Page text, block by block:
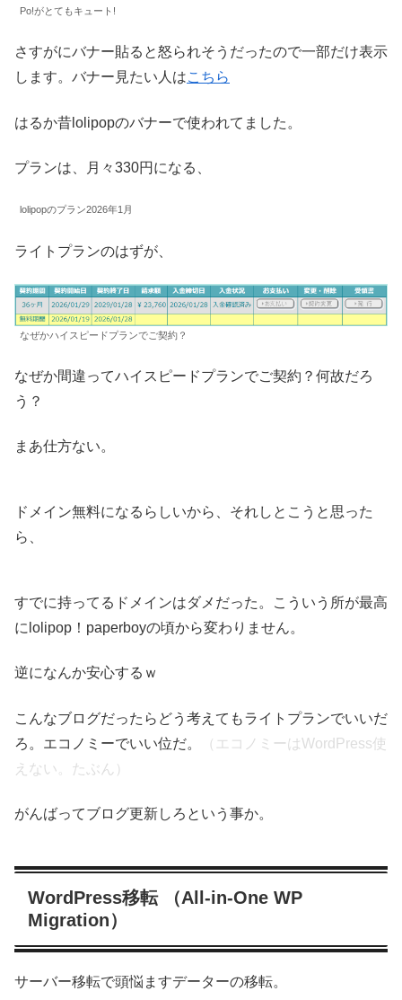
Po!がとてもキュート!
さすがにバナー貼ると怒られそうだったので一部だけ表示
します。バナー見たい人はこちら
はるか昔lolipopのバナーで使われてました。
プランは、月々330円になる、
lolipopのプラン2026年1月
ライトプランのはずが、
なぜかハイスピードプランでご契約？
なぜか間違ってハイスピードプランでご契約？何故だろ
う？
まあ仕方ない。
ドメイン無料になるらしいから、それしとこうと思った
ら、
すでに持ってるドメインはダメだった。こういう所が最高
にlolipop！paperboyの頃から変わりません。
逆になんか安心するｗ
こんなブログだったらどう考えてもライトプランでいいだ
ろ。エコノミーでいい位だ。
（エコノミーはWordPress使
えない。たぶん）
がんばってブログ更新しろという事か。
WordPress移転 （All-in-One WP
Migration）
サーバー移転で頭悩ますデーターの移転。